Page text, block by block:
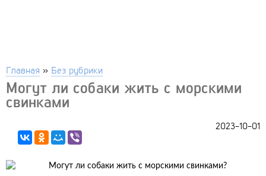
Главная » Без рубрики
Могут ли собаки жить с морскими
свинками
2023-10-01